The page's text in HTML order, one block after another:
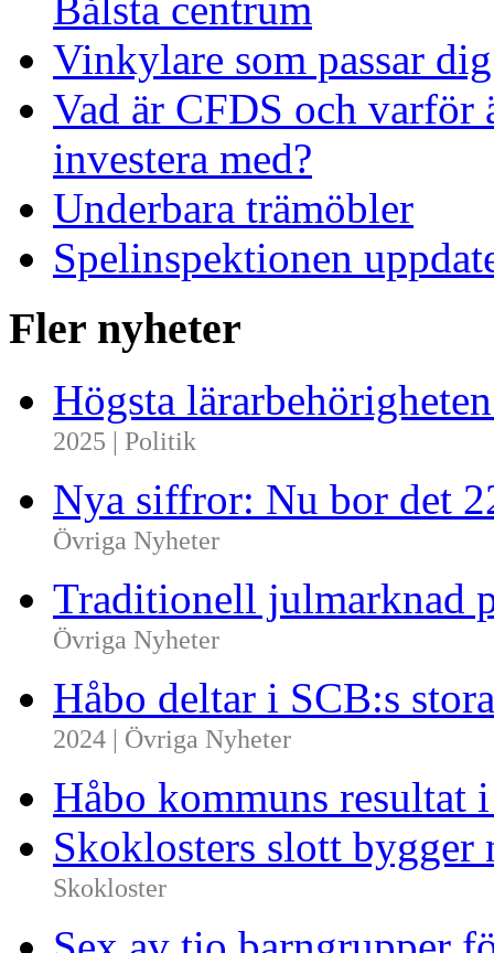
Vinkylare som passar
Vad är CFDS och
investera med?
Underbara trämöbler
Spelinspektionen
Fler nyheter
Högsta
2025 | Politik
Nya siffror: Nu bor det
Övriga Nyheter
Traditionell julmarknad
Övriga Nyheter
Håbo deltar i SCB:s
2024 | Övriga Nyheter
Håbo kommuns resultat
Skoklosters slott
Skokloster